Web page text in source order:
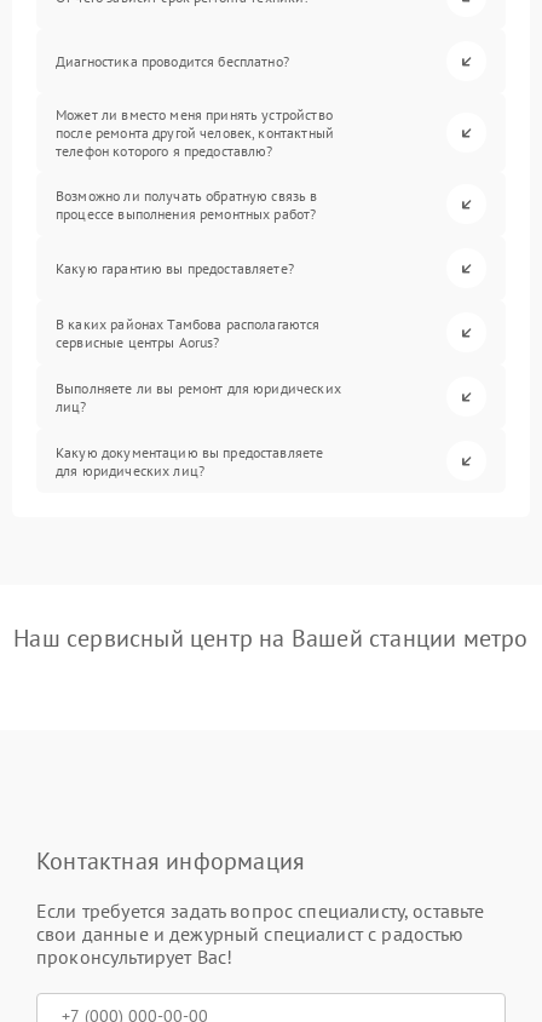
Диагностика проводится бесплатно?
Может ли вместо меня принять устройство
после ремонта другой человек, контактный
телефон которого я предоставлю?
Возможно ли получать обратную связь в
процессе выполнения ремонтных работ?
Какую гарантию вы предоставляете?
В каких районах Тамбова располагаются
сервисные центры Aorus?
Выполняете ли вы ремонт для юридических
лиц?
Какую документацию вы предоставляете
для юридических лиц?
Наш сервисный центр на Вашей станции метро
Контактная информация
Если требуется задать вопрос специалисту, оставьте
свои данные и дежурный специалист с радостью
проконсультирует Вас!